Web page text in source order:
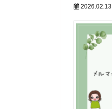
2026.02.13